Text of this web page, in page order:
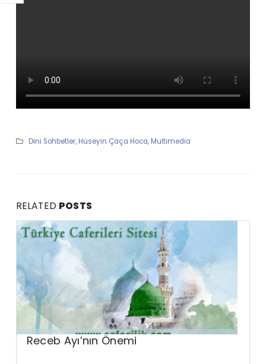
Dini Sohbetler, Hüseyin Çaça Hoca, Multimedia
RELATED POSTS
Receb Ayı’nın Önemi